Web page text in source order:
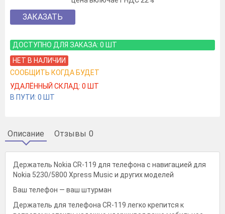
ЗАКАЗАТЬ
ДОСТУПНО ДЛЯ ЗАКАЗА: 0 ШТ
НЕТ В НАЛИЧИИ
СООБЩИТЬ КОГДА БУДЕТ
УДАЛЁННЫЙ СКЛАД: 0 ШТ
В ПУТИ: 0 ШТ
Описание Отзывы 0
Держатель Nokia CR-119 для телефона с навигацией для
Nokia 5230/5800 Xpress Music и других моделей
Ваш телефон — ваш штурман
Держатель для телефона CR-119 легко крепится к